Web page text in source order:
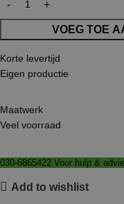
VOEG TOE
Korte levertijd
Eigen productie
Maatwerk
Veel voorraad
030-6865422 Voor hulp &
Add to wishlist